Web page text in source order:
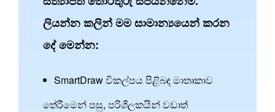
ලියන්න කලින් මම සාමාන්‍යයෙන් කරන
දේ මෙන්න:
SmartDraw විකල්පය පිළිබඳ මාතෘකාව
තේරීමෙන් පසු, පරිශීලකයින් වඩාත්